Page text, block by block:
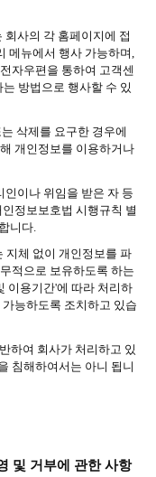
사의 각 홈페이지에 접
메뉴에서 행사 가능하며,
자우편을 통하여 고객센
방법으로 행사할 수 있
삭제를 요구한 경우에
개인정보를 이용하거나
이나 위임을 받은 자 등
인정보보호법 시행규칙 별
니다
지체 없이 개인정보를 파
적으로 보유하도록 하는
이용기간'에 따라 처리하
능하도록 조치하고 있습
하여 회사가 처리하고 있
침해하여서는 아니 됩니
및 거부에 관한 사항